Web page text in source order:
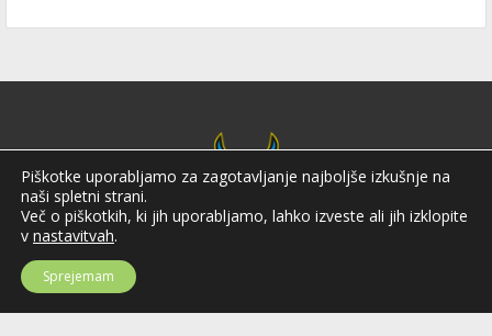
Piškotke uporabljamo za zagotavljanje najboljše izkušnje na
naši spletni strani.
Več o piškotkih, ki jih uporabljamo, lahko izveste ali jih izklopite
v nastavitvah.
Sprejemam